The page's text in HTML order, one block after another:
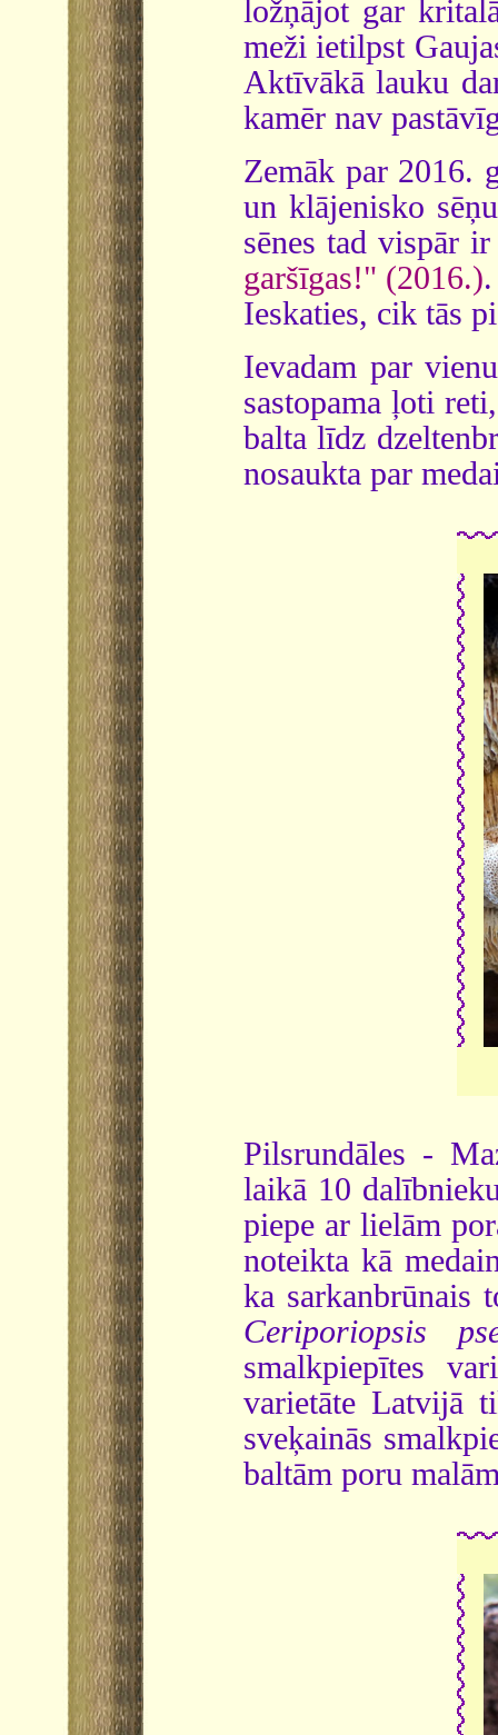
ložņājot gar
meži ietilpst
Aktīvākā lauku
kamēr nav
Zemāk par 2016.
un klājenisko
sēnes tad vispār
garšīgas!" (2016.).
Ieskaties, cik tās
Ievadam par
sastopama ļoti
balta līdz
nosaukta par
Pilsrundāles -
laikā 10
piepe ar lielām
noteikta kā
ka sarkanbrūnais
Ceriporiopsis
smalkpiepītes
varietāte Latvijā
sveķainās
baltām poru